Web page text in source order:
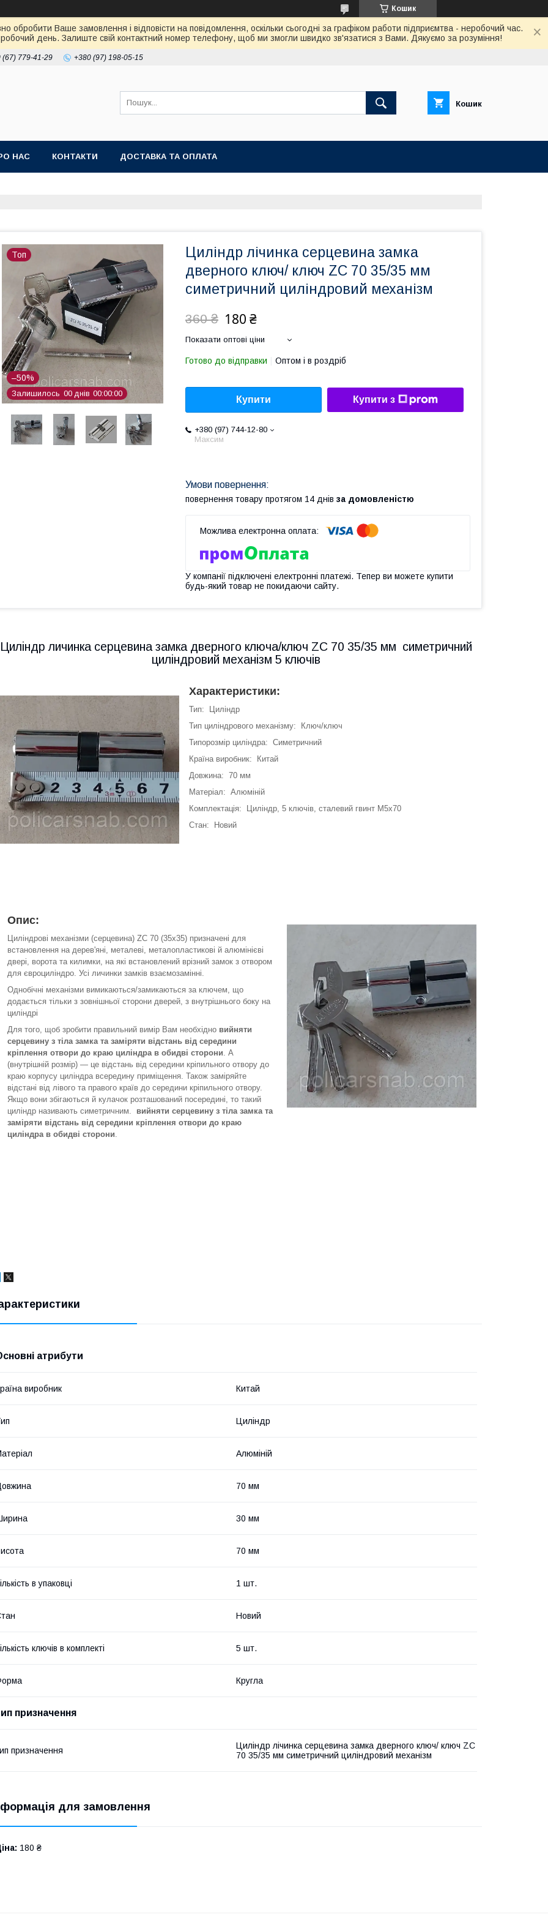
Кошик
обробити Ваше замовлення і відповісти на повідомлення, оскільки сьогодні за графіком работи підприємтва - неробочий час.
день. Залиште свій контактний номер телефону, щоб ми змогли швидко зв'язатися з Вами. Дякуємо за розуміння!
(67) 779-41-29 +380 (97) 198-05-15
Кошик
НАС КОНТАКТИ ДОСТАВКА ТА ОПЛАТА
Топ
–50%
Залишилось 00 днів 00 00 00
Циліндр лічинка серцевина замка
дверного ключ/ ключ ZC 70 35/35 мм
симетричний циліндровий механізм
360 ₴ 180 ₴
Показати оптові ціни
Готово до відправки Оптом і в роздріб
Купити Купити з
+380 (97) 744-12-80
Максим
повернення товару протягом 14 днів за домовленістю
У компанії підключені електронні платежі. Тепер ви можете купити
будь-який товар не покидаючи сайту.
Циліндр личинка серцевина замка дверного ключа/ключ ZC 70 35/35 мм симетричний
циліндровий механізм 5 ключів
Характеристики:
Тип: Циліндр
Тип циліндрового механізму: Ключ/ключ
Типорозмір циліндра: Симетричний
Країна виробник: Китай
Довжина: 70 мм
Матеріал: Алюміній
Комплектація: Циліндр, 5 ключів, сталевий гвинт М5х70
Стан: Новий
Опис:
Циліндрові механізми (серцевина) ZC 70 (35x35) призначені для
встановлення на дерев'яні, металеві, металопластикові й алюмінієві
двері, ворота та килимки, на які встановлений врізний замок з отвором
для євроциліндро. Усі личинки замків взаємозамінні.
Однобічні механізми вимикаються/замикаються за ключем, що
додається тільки з зовнішньої сторони дверей, з внутрішнього боку на
циліндрі
Для того, щоб зробити правильний вимір Вам необхідно вийняти
серцевину з тіла замка та заміряти відстань від середини
кріплення отвори до краю циліндра в обидві сторони. А
(внутрішній розмір) — це відстань від середини кріпильного отвору до
краю корпусу циліндра всередину приміщення. Також заміряйте
відстані від лівого та правого країв до середини кріпильного отвору.
Якщо вони збігаються й кулачок розташований посередині, то такий
циліндр називають симетричним. вийняти серцевину з тіла замка та
заміряти відстань від середини кріплення отвори до краю
циліндра в обидві сторони.
атрибути
виробник Китай
Циліндр
Алюміній
70 мм
30 мм
70 мм
в упаковці 1 шт.
Новий
ключів в комплекті 5 шт.
Кругла
призначення
призначення
Циліндр лічинка серцевина замка дверного ключ/ ключ ZC
70 35/35 мм симетричний циліндровий механізм
для замовлення
180 ₴